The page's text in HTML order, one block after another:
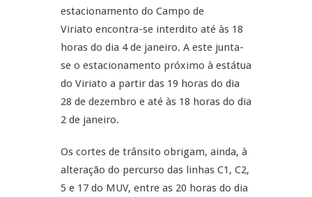
estacionamento do Campo de
Viriato encontra-se interdito até às 18
horas do dia 4 de janeiro. A este junta-
se o estacionamento próximo à estátua
do Viriato a partir das 19 horas do dia
28 de dezembro e até às 18 horas do dia
2 de janeiro.
Os cortes de trânsito obrigam, ainda, à
alteração do percurso das linhas C1, C2,
5 e 17 do MUV, entre as 20 horas do dia